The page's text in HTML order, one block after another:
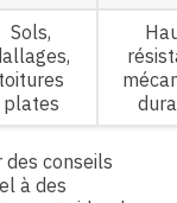
Sols,
toitures
plates
conseils
à des